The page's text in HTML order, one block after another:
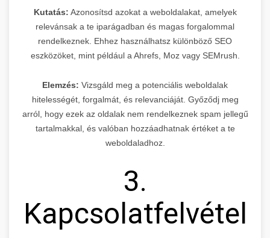
Kutatás: Azonosítsd azokat a weboldalakat, amelyek
relevánsak a te iparágadban és magas forgalommal
rendelkeznek. Ehhez használhatsz különböző SEO
eszközöket, mint például a Ahrefs, Moz vagy SEMrush.
Elemzés: Vizsgáld meg a potenciális weboldalak
hitelességét, forgalmát, és relevanciáját. Győződj meg
arról, hogy ezek az oldalak nem rendelkeznek spam jellegű
tartalmakkal, és valóban hozzáadhatnak értéket a te
weboldaladhoz.
3.
Kapcsolatfelvétel